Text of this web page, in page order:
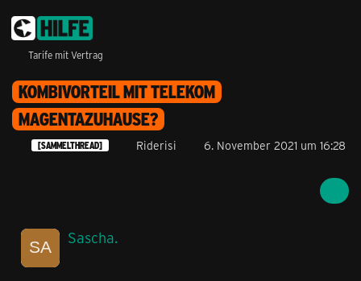
Tarife mit Vertrag
KOMBIVORTEIL MIT TELEKOM
MAGENTAZUHAUSE?
[SAMMELTHREAD] Riderisi 6. November 2021 um 16:28
Sascha.